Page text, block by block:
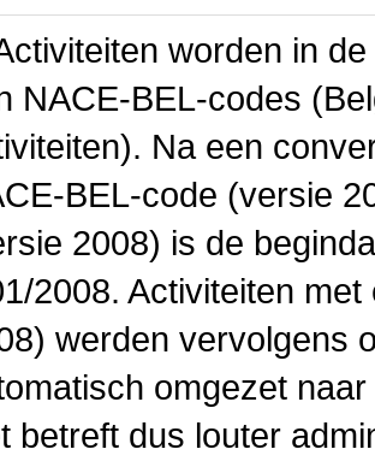
worden in
NACE-BEL-codes
Na een
BEL-code (versie
2008) is de
2008. Activiteiten
werden vervolgens
omgezet
betreft dus louter